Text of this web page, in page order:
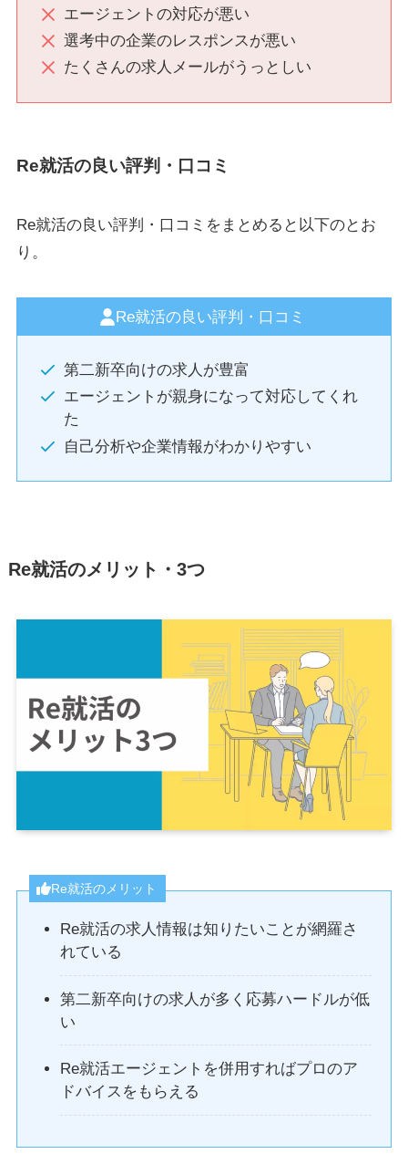
エージェントの対応が悪い
選考中の企業のレスポンスが悪い
たくさんの求人メールがうっとしい
Re就活の良い評判・口コミ
Re就活の良い評判・口コミをまとめると以下のとお
り。
Re就活の良い評判・口コミ
第二新卒向けの求人が豊富
エージェントが親身になって対応してくれ
た
自己分析や企業情報がわかりやすい
Re就活のメリット・3つ
Re就活のメリット
Re就活の求人情報は知りたいことが網羅さ
れている
第二新卒向けの求人が多く応募ハードルが低
い
Re就活エージェントを併用すればプロのア
ドバイスをもらえる